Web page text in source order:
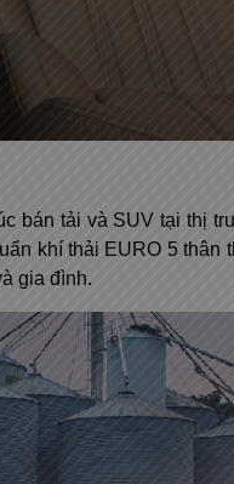
bán tải và SUV tại thị
khí thải EURO 5 thân
gia đình.